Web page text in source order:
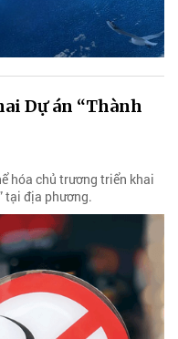
Dự án “Thành
hóa chủ trương triển khai
tại địa phương.